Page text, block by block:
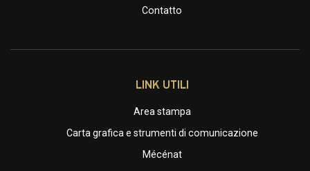
Contatto
LINK UTILI
Area stampa
Carta grafica e strumenti di comunicazione
Mécénat